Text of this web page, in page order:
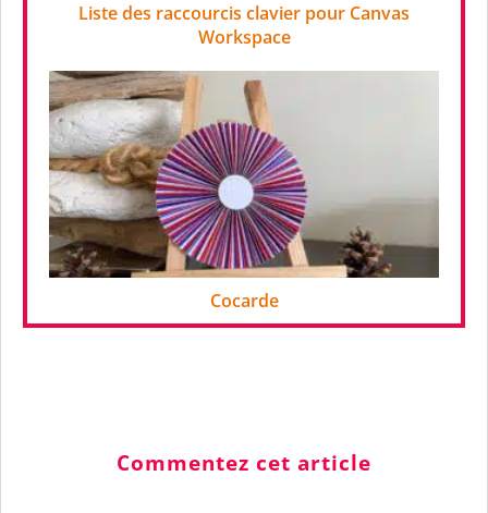
Liste des raccourcis clavier pour Canvas
Workspace
Cocarde
Commentez cet article